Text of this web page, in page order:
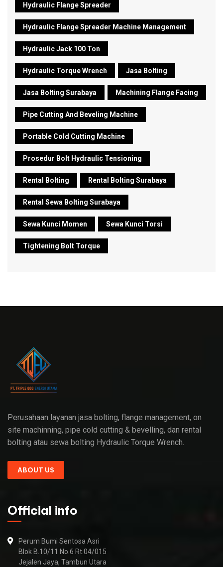
Hydraulic Flange Spreader
Hydraulic Flange Spreader Machine Management
Hydraulic Jack 100 Ton
Hydraulic Torque Wrench Jasa Bolting
Jasa Bolting Surabaya Machining Flange Facing
Pipe Cutting And Beveling Machine
Portable Cold Cutting Machine
Prosedur Bolt Hydraulic Tensioning
Rental Bolting Rental Bolting Surabaya
Rental Sewa Bolting Surabaya
Sewa Kunci Momen Sewa Kunci Torsi
Tightening Bolt Torque
Perusahaan layanan jasa bolting, flange management, on
site machinning, pipe cold cutting & bevelling, dan rental
bolting atau sewa bolting Hydraulic Torque Wrench.
ABOUT US
Official info
Perum Bumi Sentosa Asri
Blok B.10/11 No.6 Rt.04/015
Jejalen Jaya, Tambun Utara